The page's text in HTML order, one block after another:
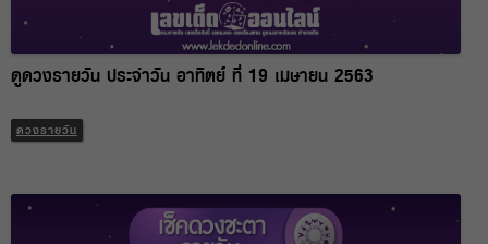
ดูดวงรายวัน ประจำวัน อาทิตย์ ที่ 19 เมษายน 2563
ดวงรายวัน